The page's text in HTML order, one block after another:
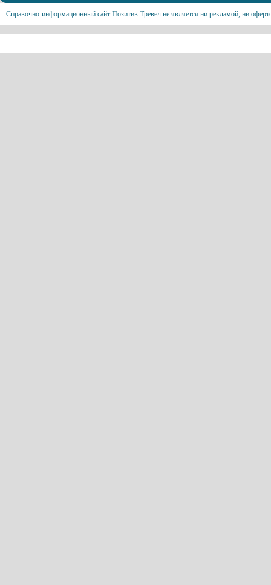
Справочно-информационный сайт Позитив Тревел не является ни рекламой, ни